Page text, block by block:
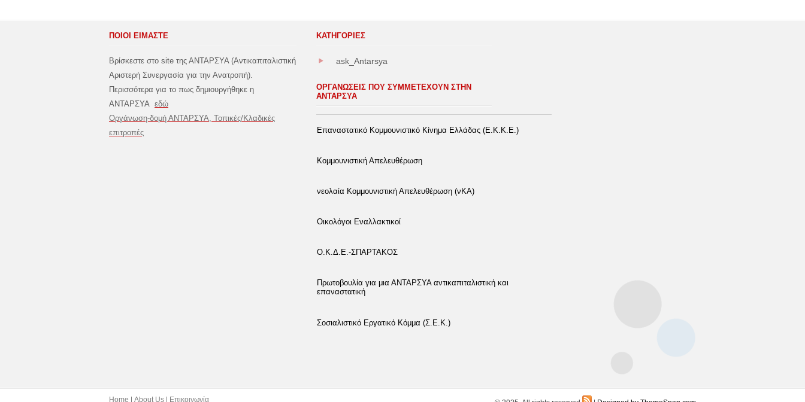
ΠΟΙΟΙ ΕΙΜΑΣΤΕ
Βρίσκεστε στο site της ΑΝΤΑΡΣΥΑ (Αντικαπιταλιστική
Αριστερή Συνεργασία για την Ανατροπή).
Περισσότερα για το πως δημιουργήθηκε η
ΑΝΤΑΡΣΥΑ εδώ
Οργάνωση-δομή ΑΝΤΑΡΣΥΑ, Τοπικές/Κλαδικές
επιτροπές
ΚΑΤΗΓΟΡΊΕΣ
ask_Antarsya
ΟΡΓΑΝΩΣΕΙΣ ΠΟΥ ΣΥΜΜΕΤΕΧΟΥΝ ΣΤΗΝ
ΑΝΤΑΡΣΥΑ
Επαναστατικό Κομμουνιστικό Κίνημα Ελλάδας (Ε.Κ.Κ.Ε.)
Κομμουνιστική Απελευθέρωση
νεολαία Κομμουνιστική Απελευθέρωση (νΚΑ)
Οικολόγοι Εναλλακτικοί
Ο.Κ.Δ.Ε.-ΣΠΑΡΤΑΚΟΣ
Πρωτοβουλία για μια ΑΝΤΑΡΣΥΑ αντικαπιταλιστική και
επαναστατική
Σοσιαλιστικό Εργατικό Κόμμα (Σ.Ε.Κ.)
Home About Us Επικοινωνία